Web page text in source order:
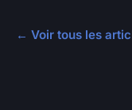
← Voir tous les